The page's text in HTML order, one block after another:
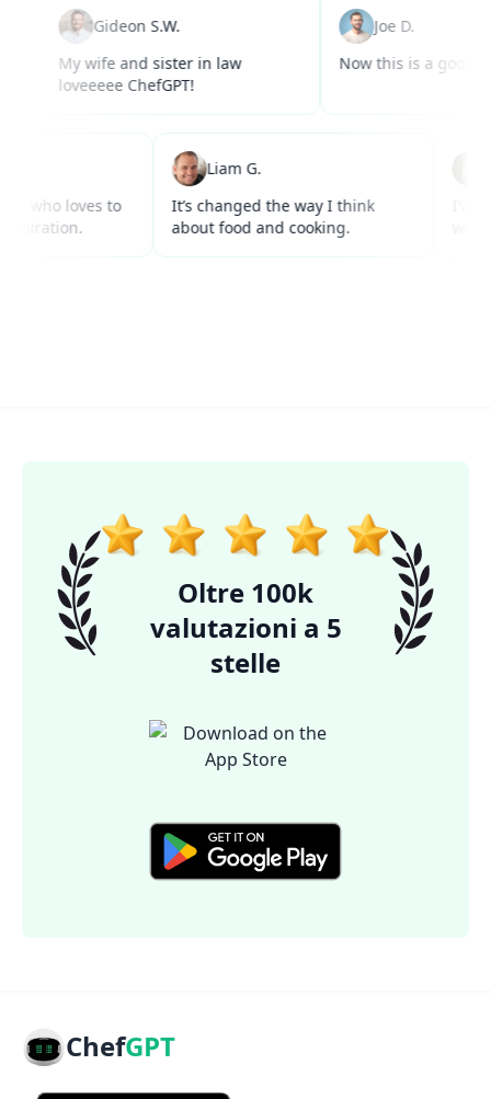
Gideon S.W.
My wife and sister in law
loveeeee ChefGPT!
Joe D.
Now this is a good use of
anyone who loves to
inspiration.
Liam G.
It’s changed the way I think
about food and cooking.
Oltre 100k
valutazioni a 5
stelle
ChefGPT